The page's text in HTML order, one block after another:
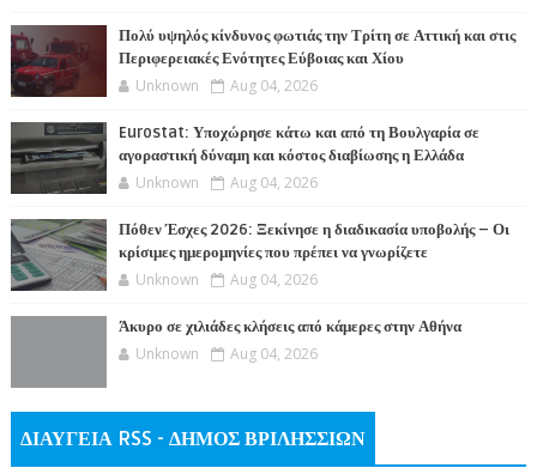
Πολύ υψηλός κίνδυνος φωτιάς την Τρίτη σε Αττική και στις
Περιφερειακές Ενότητες Εύβοιας και Χίου
Unknown Aug 04, 2026
Eurostat: Υποχώρησε κάτω και από τη Βουλγαρία σε
αγοραστική δύναμη και κόστος διαβίωσης η Ελλάδα
Unknown Aug 04, 2026
Πόθεν Έσχες 2026: Ξεκίνησε η διαδικασία υποβολής – Οι
κρίσιμες ημερομηνίες που πρέπει να γνωρίζετε
Unknown Aug 04, 2026
Άκυρο σε χιλιάδες κλήσεις από κάμερες στην Αθήνα
Unknown Aug 04, 2026
ΔΙΑΥΓΕΙΑ RSS - ΔΗΜΟΣ ΒΡΙΛΗΣΣΙΩΝ